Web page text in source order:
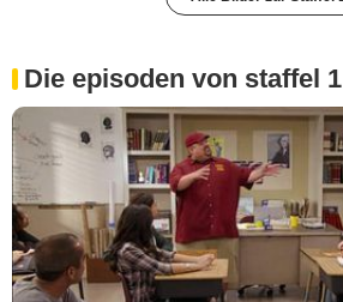
Die episoden von staffel 1